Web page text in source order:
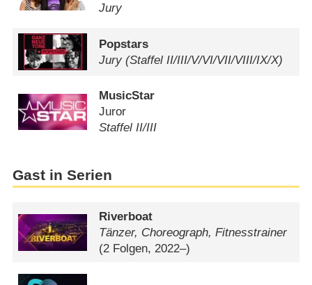
Jury
Popstars
Jury (Staffel II/​III/​V/​VI/​VII/​VIII/​IX/​X)
MusicStar
Juror
Staffel II/​III
Gast in Serien
Riverboat
Tänzer, Choreograph, Fitnesstrainer
(2 Folgen, 2022–)